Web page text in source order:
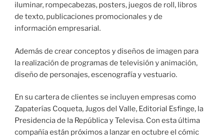
iluminar, rompecabezas, posters, juegos de roll, libros
de texto, publicaciones promocionales y de
información empresarial.
Además de crear conceptos y diseños de imagen para
la realización de programas de televisión y animación,
diseño de personajes, escenografía y vestuario.
En su cartera de clientes se incluyen empresas como
Zapaterías Coqueta, Jugos del Valle, Editorial Esfinge, la
Presidencia de la República y Televisa. Con esta última
compañía están próximos a lanzar en octubre el cómic